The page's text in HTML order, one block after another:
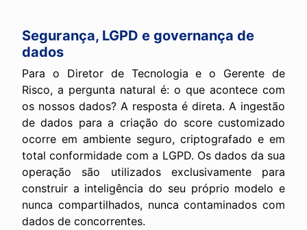
Segurança, LGPD e governança de
dados
Para o Diretor de Tecnologia e o Gerente de
Risco, a pergunta natural é: o que acontece com
os nossos dados? A resposta é direta. A ingestão
de dados para a criação do score customizado
ocorre em ambiente seguro, criptografado e em
total conformidade com a LGPD. Os dados da sua
operação são utilizados exclusivamente para
construir a inteligência do seu próprio modelo e
nunca compartilhados, nunca contaminados com
dados de concorrentes.